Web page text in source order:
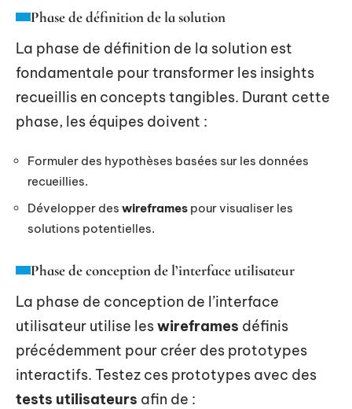
Phase de définition de la solution
La phase de définition de la solution est
fondamentale pour transformer les insights
recueillis en concepts tangibles. Durant cette
phase, les équipes doivent :
Formuler des hypothèses basées sur les données
recueillies.
Développer des wireframes pour visualiser les
solutions potentielles.
Phase de conception de l’interface utilisateur
La phase de conception de l’interface
utilisateur utilise leswireframes définis
précédemment pour créer des prototypes
interactifs. Testez ces prototypes avec des
tests utilisateurs afin de :